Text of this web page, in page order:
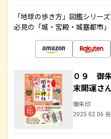
「地球の歩き方」図鑑シリー
必見の「城・宮殿・城塞都市」
０９ 御
末開運さ
御朱印
2025.02.06